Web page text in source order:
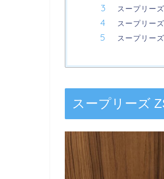
スープリー
スープリー
スープリー
スープリーズ